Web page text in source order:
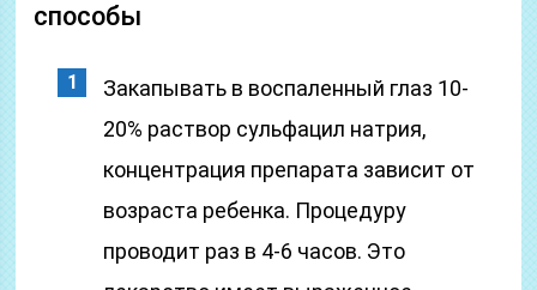
способы
Закапывать в воспаленный глаз 10-
20% раствор сульфацил натрия,
концентрация препарата зависит от
возраста ребенка. Процедуру
проводит раз в 4-6 часов. Это